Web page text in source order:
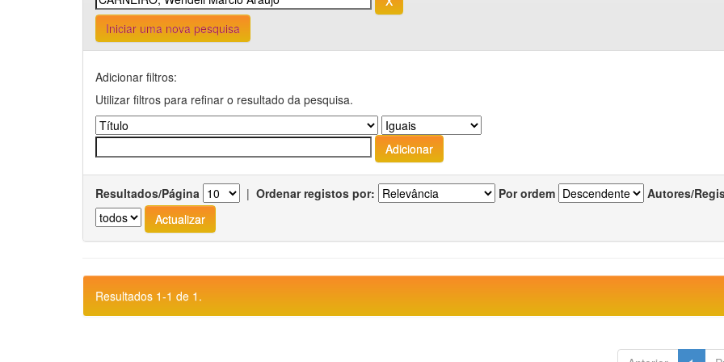
Iniciar uma nova pesquisa
Adicionar filtros:
Utilizar filtros para refinar o resultado da pesquisa.
Resultados/Página | Ordenar registos por: Por ordem Autores/
Resultados 1-1 de 1.